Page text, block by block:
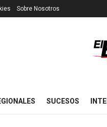
Sobre Nosotros
SUCESOS